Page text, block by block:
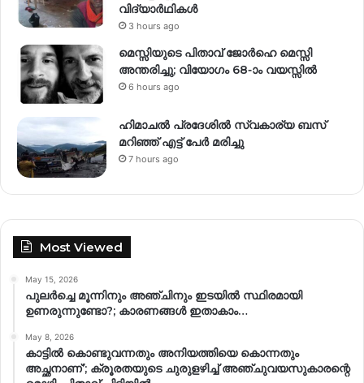
വിദ്യാർഥികൾ
3 hours ago
മെസ്സിയുടെ പിതാവ് ജോർഹെ മെസ്സി
അന്തരിച്ചു; വിയോഗം 68-ാം വയസ്സിൽ
6 hours ago
ഹിമാചല്‍ പ്രദേശില്‍ സ്വകാര്യ ബസ്
മറിഞ്ഞ് എട്ട് പേര്‍ മരിച്ചു
7 hours ago
Most Viewed
May 15, 2026
പുലർച്ചെ മൂന്നിനും അഞ്ചിനും ഇടയിൽ സ്ഥിരമായി
ഉണരുന്നുണ്ടോ?; കാരണങ്ങള്‍ ഇതാകാം…
May 8, 2026
കാട്ടിൽ കൊണ്ടുവന്നതും അനിയത്തിയെ കൊന്നതും
അച്ഛനാണ്’; ക്രൂരതയുടെ ചുരുളഴിച്ച് അഞ്ചുവയസുകാരന്റെ